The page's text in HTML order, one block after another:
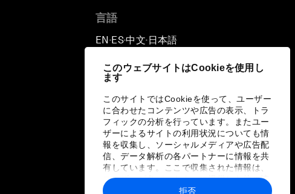
このウェブサイトはCookieを使用し
ます
このサイトではCookieを使って、ユーザー
に合わせたコンテンツや広告の表示、トラ
フィックの分析を行っています。またユー
ザーによるサイトの利用状況についても情
報を収集し、ソーシャルメディアや広告配
信、データ解析の各パートナーに情報を共
有しています。ここで収集された情報は、
ユーザーが各パートナーに提供した他の情
報や各パートナーのサービスを使用した際
拒否
言語
EN ▪ ES▪中文▪ 日本語